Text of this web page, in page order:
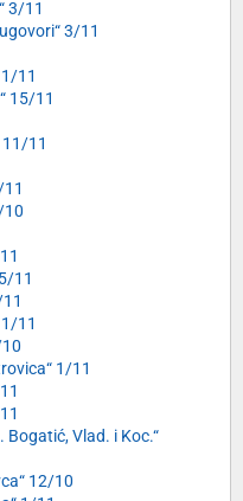
3/11
3/11
11
15/11
11/11
10
11
11
1/11
Bogatić, Vlad. i Koc.“
12/10